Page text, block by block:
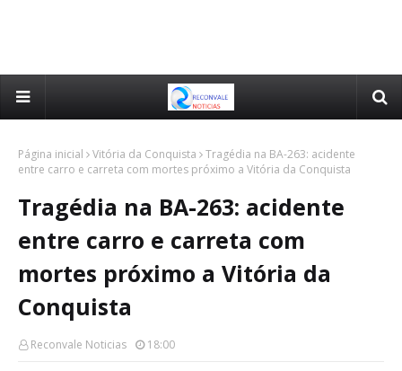
Página inicial Vitória da Conquista
Tragédia na BA-263: acidente
entre carro e carreta com mortes próximo a Vitória da Conquista
Tragédia na BA-263: acidente
entre carro e carreta com
mortes próximo a Vitória da
Conquista
Reconvale Noticias 18:00